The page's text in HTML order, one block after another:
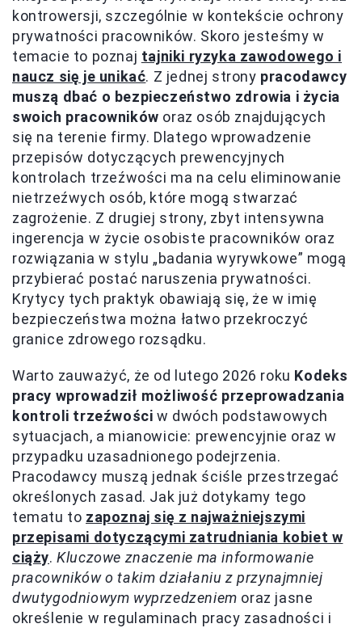
kontrowersji, szczególnie w kontekście ochrony
prywatności pracowników. Skoro jesteśmy w
temacie to poznaj tajniki ryzyka zawodowego i
naucz się je unikać. Z jednej strony pracodawcy
muszą dbać o bezpieczeństwo zdrowia i życia
swoich pracowników oraz osób znajdujących
się na terenie firmy. Dlatego wprowadzenie
przepisów dotyczących prewencyjnych
kontrolach trzeźwości ma na celu eliminowanie
nietrzeźwych osób, które mogą stwarzać
zagrożenie. Z drugiej strony, zbyt intensywna
ingerencja w życie osobiste pracowników oraz
rozwiązania w stylu „badania wyrywkowe” mogą
przybierać postać naruszenia prywatności.
Krytycy tych praktyk obawiają się, że w imię
bezpieczeństwa można łatwo przekroczyć
granice zdrowego rozsądku.
Warto zauważyć, że od lutego 2026 roku Kodeks
pracy wprowadził możliwość przeprowadzania
kontroli trzeźwości w dwóch podstawowych
sytuacjach, a mianowicie: prewencyjnie oraz w
przypadku uzasadnionego podejrzenia.
Pracodawcy muszą jednak ściśle przestrzegać
określonych zasad. Jak już dotykamy tego
tematu to zapoznaj się z najważniejszymi
przepisami dotyczącymi zatrudniania kobiet w
ciąży.Kluczowe znaczenie ma informowanie
pracowników o takim działaniu z przynajmniej
dwutygodniowym wyprzedzeniem oraz jasne
określenie w regulaminach pracy zasadności i